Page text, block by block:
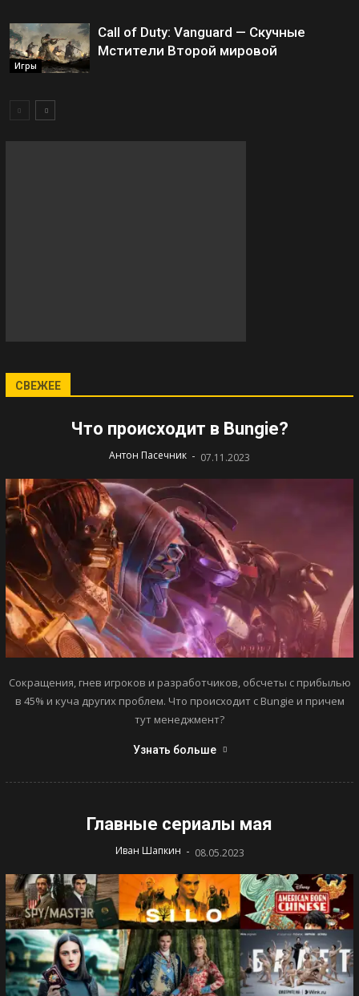
Игры
Call of Duty: Vanguard — Скучные
Мстители Второй мировой
СВЕЖЕЕ
Что происходит в Bungie?
Антон Пасечник - 07.11.2023
Сокращения, гнев игроков и разработчиков, обсчеты с прибылью
в 45% и куча других проблем. Что происходит с Bungie и причем
тут менеджмент?
Узнать больше
Главные сериалы мая
Иван Шапкин - 08.05.2023